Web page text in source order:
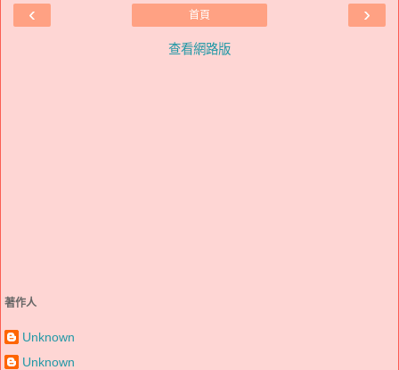
‹ ›
首頁
查看網路版
著作人
Unknown
Unknown